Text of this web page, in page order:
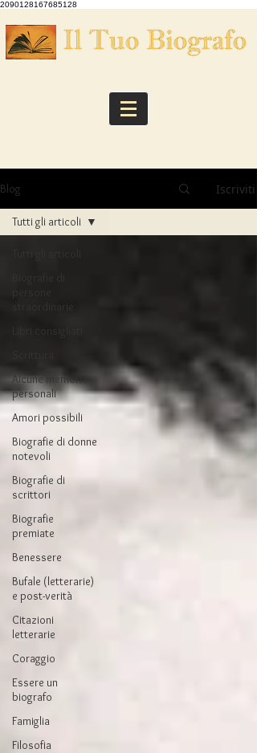
2090128167685128
Blog Iscriviti
straordinarie
Libri consigliati
Alcune memorie
personali
Amori possibili
Biografie di donne
notevoli
Biografie di
scrittori
Biografie
premiate
Benessere
Bufale (letterarie)
e post-verità
Citazioni
letterarie
Coraggio
Essere un
biografo
Famiglia
Filosofia
Tutti gli articoli